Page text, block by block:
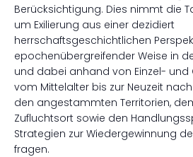
Berücksichtigung. Dies nimmt die
um Exilierung aus einer dezidiert
herrschaftsgeschichtlichen
epochenübergreifender Weise in
und dabei anhand von Einzel-
vom Mittelalter bis zur Neuzeit
den angestammten Territorien,
Zufluchtsort sowie den
Strategien zur Wiedergewinnung
fragen.